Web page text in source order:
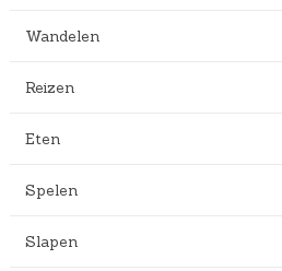
Wandelen
Reizen
Eten
Spelen
Slapen